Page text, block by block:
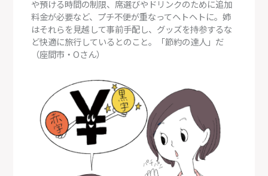
や預ける時間の制限、席選びやドリンクのために追加
料金が必要など、プチ不便が重なってヘトヘトに。姉
はそれらを見越して事前手配し、グッズを持参するな
ど快適に旅行しているとのこと。「節約の達人」だ
（座間市・Oさん）